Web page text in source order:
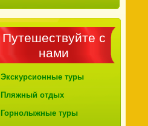
Путешествуйте с
нами
Экскурсионные туры
Пляжный отдых
Горнолыжные туры